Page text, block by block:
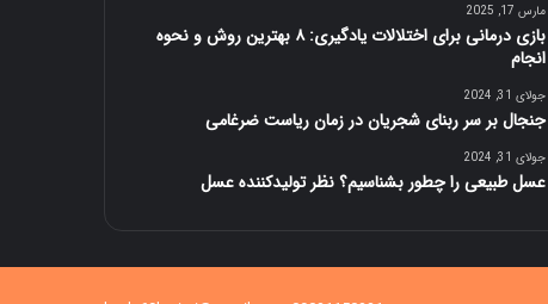
مارس 17, 2025
بازی درمانی برای اختلالات یادگیری: ۸ بهترین روش و نحوه
انجام
جولای 31, 2024
جنجال بر سر ربنای شجریان در زمان ریاست ضرغامی
جولای 31, 2024
عسل طبیعی را چطور بشناسیم؟ نظر تولیدکننده عسل